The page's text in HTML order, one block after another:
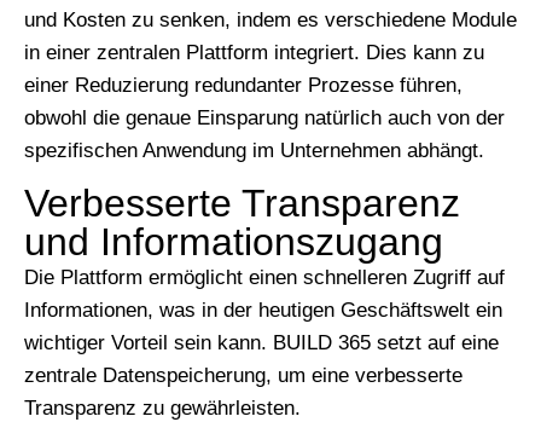
und Kosten zu senken, indem es verschiedene Module
in einer zentralen Plattform integriert. Dies kann zu
einer Reduzierung redundanter Prozesse führen,
obwohl die genaue Einsparung natürlich auch von der
spezifischen Anwendung im Unternehmen abhängt.
Verbesserte Transparenz
und Informationszugang
Die Plattform ermöglicht einen schnelleren Zugriff auf
Informationen, was in der heutigen Geschäftswelt ein
wichtiger Vorteil sein kann. BUILD 365 setzt auf eine
zentrale Datenspeicherung, um eine verbesserte
Transparenz zu gewährleisten.